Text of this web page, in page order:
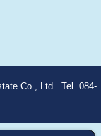
Co., Ltd. Tel. 084-